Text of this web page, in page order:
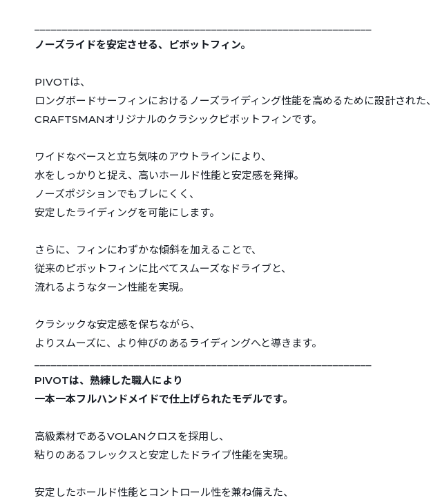
ノーズライドを安定させる、ピボットフィン。
PIVOTは、
ロングボードサーフィンにおけるノーズライディング性能を高めるために設計された、
CRAFTSMANオリジナルのクラシックピボットフィンです。
ワイドなベースと立ち気味のアウトラインにより、
水をしっかりと捉え、高いホールド性能と安定感を発揮。
ノーズポジションでもブレにくく、
安定したライディングを可能にします。
さらに、フィンにわずかな傾斜を加えることで、
従来のピボットフィンに比べてスムーズなドライブと、
流れるようなターン性能を実現。
クラシックな安定感を保ちながら、
よりスムーズに、より伸びのあるライディングへと導きます。
PIVOTは、熟練した職人により
一本一本フルハンドメイドで仕上げられたモデルです。
高級素材であるVOLANクロスを採用し、
粘りのあるフレックスと安定したドライブ性能を実現。
安定したホールド性能とコントロール性を兼ね備えた、